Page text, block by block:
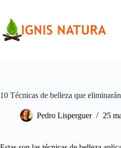
contenido
10 Técnicas de belleza que
Pedro Lisperguer 25